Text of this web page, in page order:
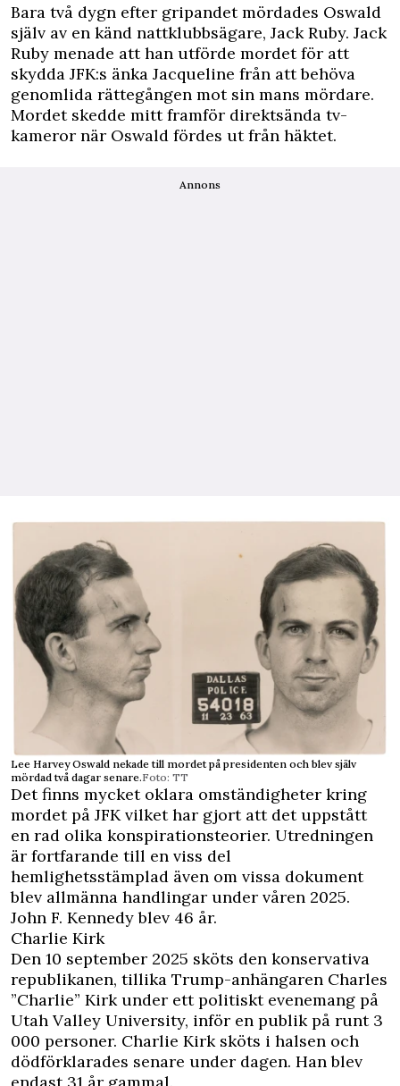
Bara två dygn efter gripandet mördades Oswald
själv av en känd nattklubbsägare, Jack Ruby. Jack
Ruby menade att han utförde mordet för att
skydda JFK:s änka Jacqueline från att behöva
genomlida rättegången mot sin mans mördare.
Mordet skedde mitt framför direktsända tv-
kameror när Oswald fördes ut från häktet.
Annons
Lee Harvey Oswald nekade till mordet på presidenten och blev själv
mördad två dagar senare.Foto: TT
Det finns mycket oklara omständigheter kring
mordet på JFK vilket har gjort att det uppstått
en rad olika konspirationsteorier. Utredningen
är fortfarande till en viss del
hemlighetsstämplad även om vissa dokument
blev allmänna handlingar under våren 2025.
John F. Kennedy blev 46 år.
Charlie Kirk
Den 10 september 2025 sköts den konservativa
republikanen, tillika Trump-anhängaren Charles
”Charlie” Kirk under ett politiskt evenemang på
Utah Valley University, inför en publik på runt 3
000 personer. Charlie Kirk sköts i halsen och
dödförklarades senare under dagen. Han blev
endast 31 år gammal.